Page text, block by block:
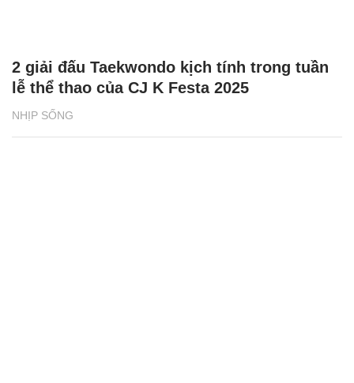
NHỊP SỐNG
2 giải đấu Taekwondo kịch tính trong tuần
lễ thể thao của CJ K Festa 2025